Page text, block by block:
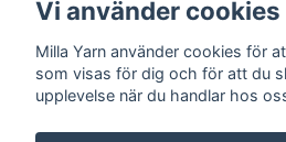
Sociala medier
Vi använder cookies
Milla Yarn använder cookies för
som visas för dig och för att du
upplevelse när du handlar hos